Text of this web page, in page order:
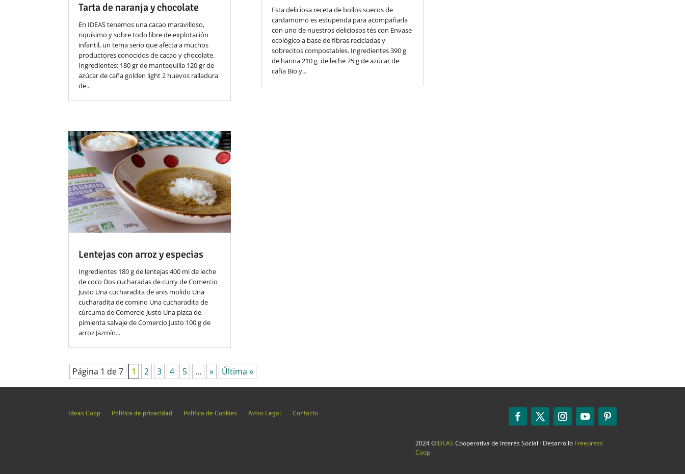
Tarta de naranja y chocolate
En IDEAS tenemos una cacao maravilloso,
riquísimo y sobre todo libre de explotación
infantil, un tema serio que afecta a muchos
productores conocidos de cacao y chocolate.
Ingredientes: 180 gr de mantequilla 120 gr de
azúcar de caña golden light 2 huevos ralladura
de...
Lentejas con arroz y especias
Ingredientes 180 g de lentejas 400 ml de leche
de coco Dos cucharadas de curry de Comercio
Justo Una cucharadita de anis molido Una
cucharadita de comino Una cucharadita de
cúrcuma de Comercio Justo Una pizca de
pimienta salvaje de Comercio Justo 100 g de
arroz Jazmín...
Esta deliciosa receta de bollos suecos de
cardamomo es estupenda para acompañarla
con uno de nuestros deliciosos tés con Envase
ecológico a base de fibras recicladas y
sobrecitos compostables. Ingredientes 390 g
de harina 210 g de leche 75 g de azúcar de
caña Bio y...
Página 1 de 7 1 2 3 4 5 ... » Última »
Ideas Coop Política de privacidad Política de Cookies Aviso Legal Contacto
2024 ©IDEAS Cooperativa de Interés Social · Desarrollo Freepress
Coop